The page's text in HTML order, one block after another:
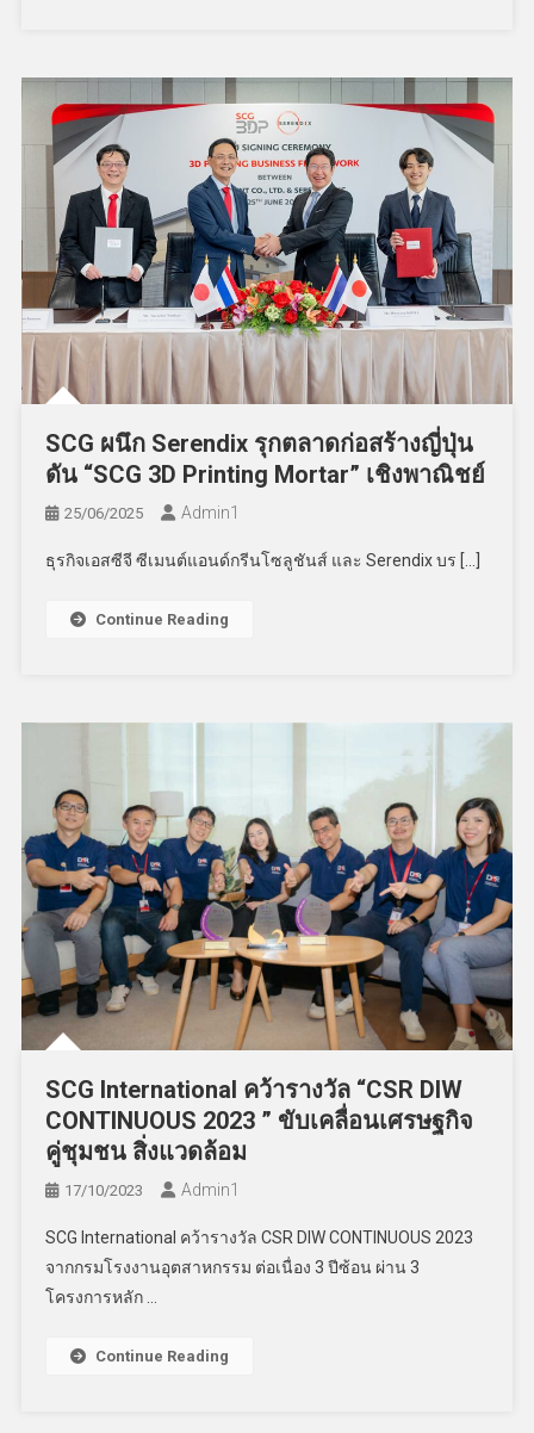
SCG ผนึก Serendix รุกตลาดก่อสร้างญี่ปุ่น
ดัน “SCG 3D Printing Mortar” เชิงพาณิชย์
25/06/2025 Admin​1
ธุรกิจเอสซีจี ซีเมนต์แอนด์กรีนโซลูชันส์ และ Serendix บร […]
Continue Reading
SCG International คว้ารางวัล “CSR DIW
CONTINUOUS 2023 ” ขับเคลื่อนเศรษฐกิจ
คู่ชุมชน สิ่งแวดล้อม
17/10/2023 Admin​1
SCG International คว้ารางวัล CSR DIW CONTINUOUS 2023
จากกรมโรงงานอุตสาหกรรม ต่อเนื่อง 3 ปีซ้อน ผ่าน 3
โครงการหลัก …
Continue Reading